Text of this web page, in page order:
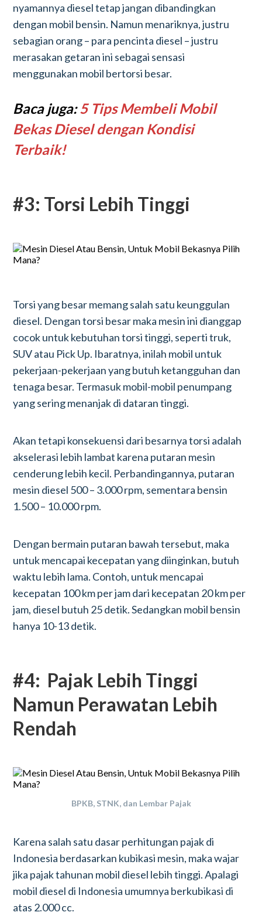
nyamannya diesel tetap jangan dibandingkan
dengan mobil bensin. Namun menariknya, justru
sebagian orang – para pencinta diesel – justru
merasakan getaran ini sebagai sensasi
menggunakan mobil bertorsi besar.
Baca juga:5 Tips Membeli Mobil
Bekas Diesel dengan Kondisi
Terbaik!
#3: Torsi Lebih Tinggi
Torsi yang besar memang salah satu keunggulan
diesel. Dengan torsi besar maka mesin ini dianggap
cocok untuk kebutuhan torsi tinggi, seperti truk,
SUV atau Pick Up. Ibaratnya, inilah mobil untuk
pekerjaan-pekerjaan yang butuh ketangguhan dan
tenaga besar. Termasuk mobil-mobil penumpang
yang sering menanjak di dataran tinggi.
Akan tetapi konsekuensi dari besarnya torsi adalah
akselerasi lebih lambat karena putaran mesin
cenderung lebih kecil. Perbandingannya, putaran
mesin diesel 500 – 3.000 rpm, sementara bensin
1.500 – 10.000 rpm.
Dengan bermain putaran bawah tersebut, maka
untuk mencapai kecepatan yang diinginkan, butuh
waktu lebih lama. Contoh, untuk mencapai
kecepatan 100 km per jam dari kecepatan 20 km per
jam, diesel butuh 25 detik. Sedangkan mobil bensin
hanya 10-13 detik.
#4: Pajak Lebih Tinggi
Namun Perawatan Lebih
Rendah
BPKB, STNK, dan Lembar Pajak
Karena salah satu dasar perhitungan pajak di
Indonesia berdasarkan kubikasi mesin, maka wajar
jika pajak tahunan mobil diesel lebih tinggi. Apalagi
mobil diesel di Indonesia umumnya berkubikasi di
atas 2.000 cc.